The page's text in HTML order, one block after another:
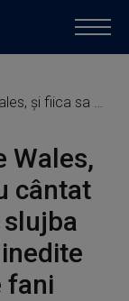
Imaginile inedite au făcut furori printre fani
Wales,
cântat
fani